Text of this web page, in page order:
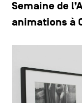
Semaine de
animations à